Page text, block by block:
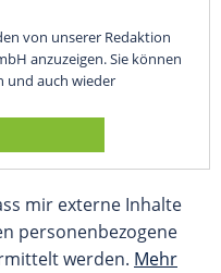
von unserer Redaktion
anzuzeigen. Sie können
und auch wieder
mir externe Inhalte
personenbezogene
werden. Mehr